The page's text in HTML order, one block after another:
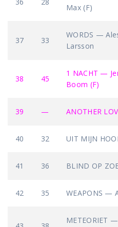
Max (F)
37 33
WORDS —
Larsson
38 45
1 NACHT —
Boom (F)
39 — ANOTHER
40 32 UIT MIJN
41 36 BLIND OP
42 35 WEAPONS —
METEORIET